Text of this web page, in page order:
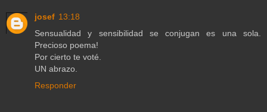
josef 13:18
Sensualidad y sensibilidad se conjugan es una sola.
Precioso poema!
Por cierto te voté.
UN abrazo.
Responder